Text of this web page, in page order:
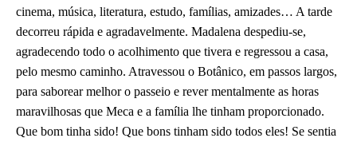
cinema, música, literatura, estudo, famílias, amizades… A tarde
decorreu rápida e agradavelmente. Madalena despediu-se,
agradecendo todo o acolhimento que tivera e regressou a casa,
pelo mesmo caminho. Atravessou o Botânico, em passos largos,
para saborear melhor o passeio e rever mentalmente as horas
maravilhosas que Meca e a família lhe tinham proporcionado.
Que bom tinha sido! Que bons tinham sido todos eles! Se sentia